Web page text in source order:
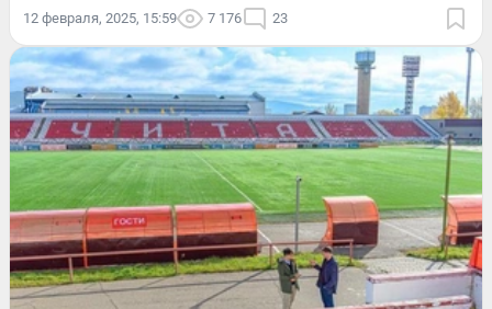
12 февраля, 2025, 15:59 7 176 23